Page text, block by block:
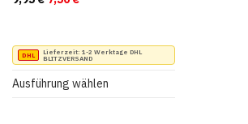
werden
Lieferzeit: 1-2 Werktage DHL
BLITZVERSAND
Ausführung wählen
Dieses
Produkt